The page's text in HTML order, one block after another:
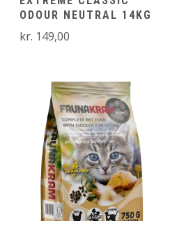
ODOUR NEUTRAL 14KG
kr. 149,00